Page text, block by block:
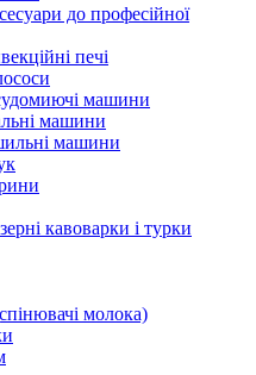
до професійної
печі
машини
машини
машини
кавоварки і турки
молока)